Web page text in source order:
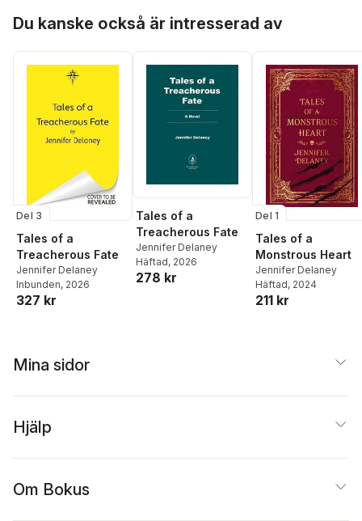
Du kanske också är intresserad av
Del 3
Tales of a
Treacherous Fate
Jennifer Delaney
Inbunden, 2026
327 kr
Tales of a
Treacherous Fate
Jennifer Delaney
Häftad, 2026
278 kr
Del 1
Tales of a
Monstrous Heart
Jennifer Delaney
Häftad, 2024
211 kr
Mina sidor
Hjälp
Om Bokus